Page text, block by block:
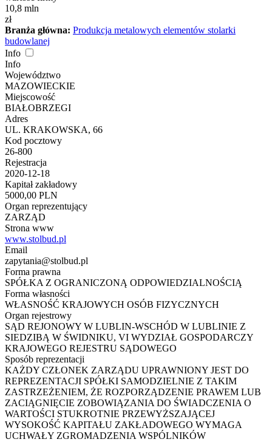
10,8 mln
zł
Branża główna: Produkcja metalowych elementów stolarki
budowlanej
Info
Info
Województwo
MAZOWIECKIE
Miejscowość
BIAŁOBRZEGI
Adres
UL. KRAKOWSKA, 66
Kod pocztowy
26-800
Rejestracja
2020-12-18
Kapitał zakładowy
5000,00 PLN
Organ reprezentujący
ZARZĄD
Strona www
www.stolbud.pl
Email
zapytania@stolbud.pl
Forma prawna
SPÓŁKA Z OGRANICZONĄ ODPOWIEDZIALNOŚCIĄ
Forma własności
WŁASNOŚĆ KRAJOWYCH OSÓB FIZYCZNYCH
Organ rejestrowy
SĄD REJONOWY W LUBLIN-WSCHÓD W LUBLINIE Z
SIEDZIBĄ W ŚWIDNIKU, VI WYDZIAŁ GOSPODARCZY
KRAJOWEGO REJESTRU SĄDOWEGO
Sposób reprezentacji
KAŻDY CZŁONEK ZARZĄDU UPRAWNIONY JEST DO
REPREZENTACJI SPÓŁKI SAMODZIELNIE Z TAKIM
ZASTRZEŻENIEM, ŻE ROZPORZĄDZENIE PRAWEM LUB
ZACIĄGNIĘCIE ZOBOWIĄZANIA DO ŚWIADCZENIA O
WARTOŚCI STUKROTNIE PRZEWYŻSZAJĄCEJ
WYSOKOŚĆ KAPITAŁU ZAKŁADOWEGO WYMAGA
UCHWAŁY ZGROMADZENIA WSPÓLNIKÓW